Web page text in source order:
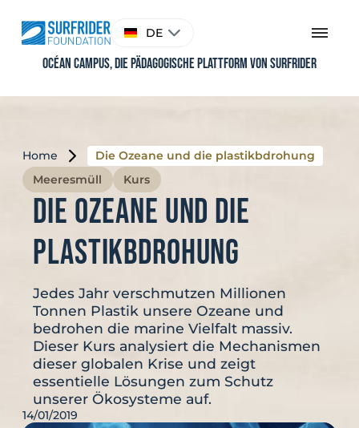
content
Sprache
auswählen
DE
Océan Campus, Die pädagogische Plattform von Surfrider
Home
Die Ozeane und die plastikbdrohung
Meeresmüll
Kurs
Die Ozeane und die
plastikbdrohung
Jedes Jahr verschmutzen Millionen
Tonnen Plastik unsere Ozeane und
bedrohen die marine Vielfalt massiv.
Dieser Kurs analysiert die Mechanismen
dieser globalen Krise und zeigt
essentielle Lösungen zum Schutz
unserer Ökosysteme auf.
14/01/2019